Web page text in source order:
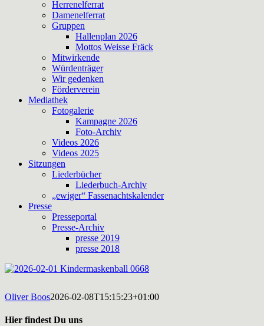
Herrenelferrat
Damenelferrat
Gruppen
Hallenplan 2026
Mottos Weisse Fräck
Mitwirkende
Würdenträger
Wir gedenken
Förderverein
Mediathek
Fotogalerie
Kampagne 2026
Foto-Archiv
Videos 2026
Videos 2025
Sitzungen
Liederbücher
Liederbuch-Archiv
„ewiger“ Fassenachtskalender
Presse
Presseportal
Presse-Archiv
presse 2019
presse 2018
Oliver Boos2026-02-08T15:15:23+01:00
Hier findest Du uns